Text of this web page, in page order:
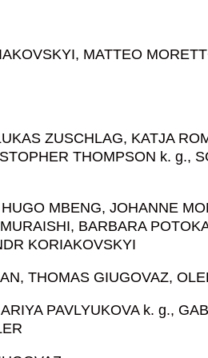
MATTEO
ZUSCHLAG, KATJA
THOMPSON k. g.,
MBENG, JOHANNE
BARBARA
KORIAKOVSKYI
THOMAS GIUGOVAZ,
PAVLYUKOVA k. g.,